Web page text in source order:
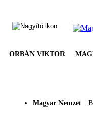
ORBÁN VIKTOR
Magyar Nemzet